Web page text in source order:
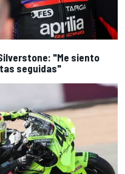
"Me siento
seguidas"